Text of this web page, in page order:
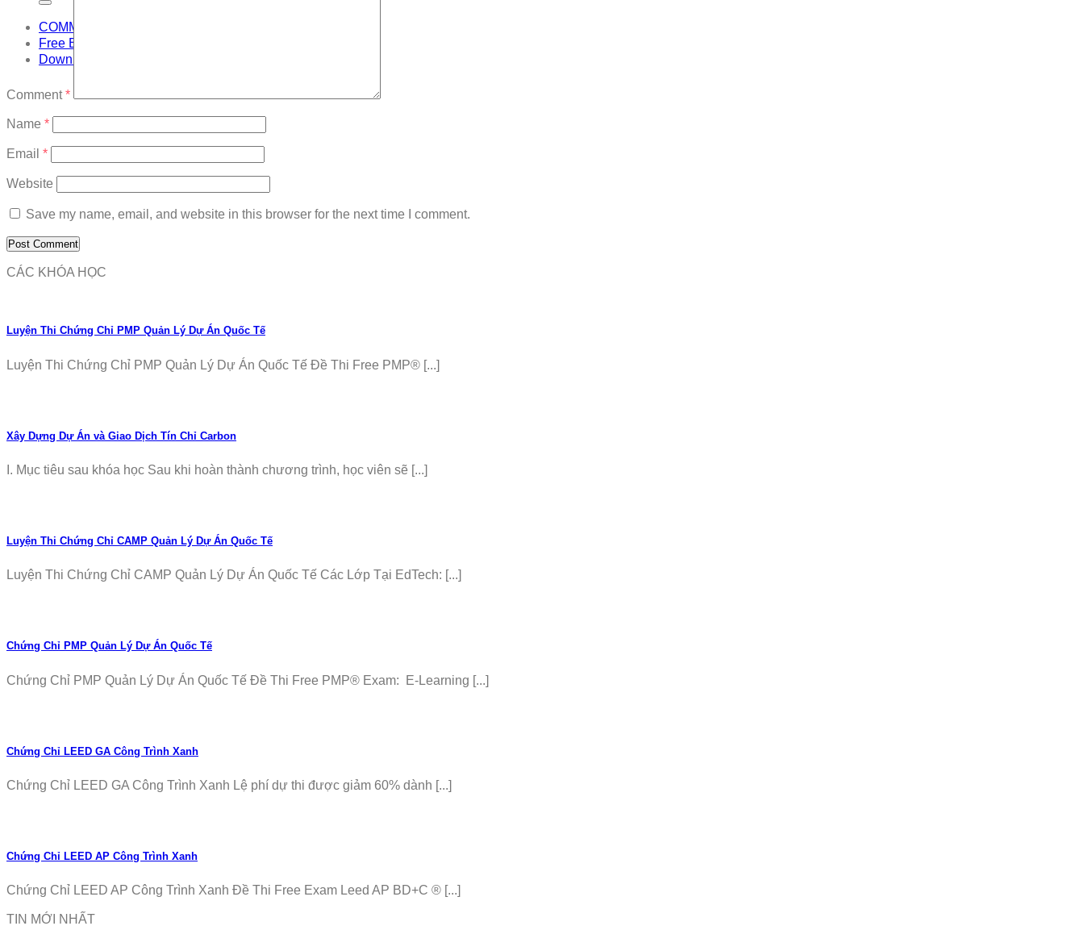
COMMUNITY
Free Exam
Download
Comment*
Name *
Email *
Website
Save my name, email, and website in this browser for the next time I comment.
CÁC KHÓA HỌC
Luyện Thi Chứng Chỉ PMP Quản Lý Dự Án Quốc Tế
Luyện Thi Chứng Chỉ PMP Quản Lý Dự Án Quốc Tế Đề Thi Free PMP® [...]
Xây Dựng Dự Án và Giao Dịch Tín Chỉ Carbon
I. Mục tiêu sau khóa học Sau khi hoàn thành chương trình, học viên sẽ [...]
Luyện Thi Chứng Chỉ CAMP Quản Lý Dự Án Quốc Tế
Luyện Thi Chứng Chỉ CAMP Quản Lý Dự Án Quốc Tế Các Lớp Tại EdTech: [...]
Chứng Chỉ PMP Quản Lý Dự Án Quốc Tế
Chứng Chỉ PMP Quản Lý Dự Án Quốc Tế Đề Thi Free PMP® Exam: E-Learning [...]
Chứng Chỉ LEED GA Công Trình Xanh
Chứng Chỉ LEED GA Công Trình Xanh Lệ phí dự thi được giảm 60% dành [...]
Chứng Chỉ LEED AP Công Trình Xanh
Chứng Chỉ LEED AP Công Trình Xanh Đề Thi Free Exam Leed AP BD+C ® [...]
TIN MỚI NHẤT